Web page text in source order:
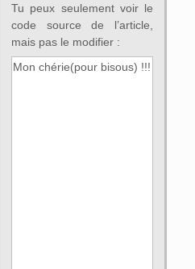
Tu peux seulement voir le
code source de l’article,
mais pas le modifier :